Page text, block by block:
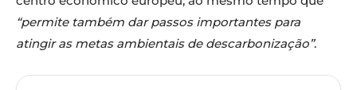
“permite também dar passos importantes para
atingir as metas ambientais de descarbonização”.